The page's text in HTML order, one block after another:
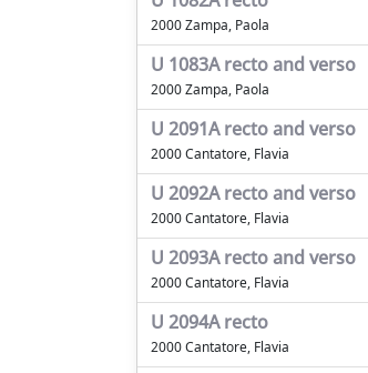
2000 Zampa, Paola
U 1083A recto and verso
2000 Zampa, Paola
U 2091A recto and verso
2000 Cantatore, Flavia
U 2092A recto and verso
2000 Cantatore, Flavia
U 2093A recto and verso
2000 Cantatore, Flavia
U 2094A recto
2000 Cantatore, Flavia